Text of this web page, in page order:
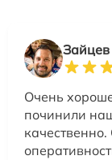
Очень
починили